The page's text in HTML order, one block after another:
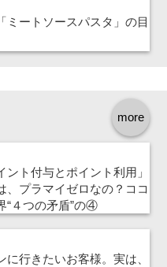
ミートソースパスタ」の目
more
ト付与とポイント利用」
、プラマイゼロなの？ココ
“４つの矛盾”の④
行きたいお客様。実は、